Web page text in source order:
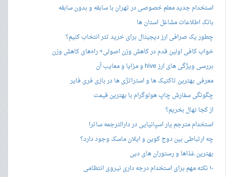
استخدام جدید معلم خصوصی در تهران با سابقه و بدون سابقه
بانک اطلاعات مشاغل استان ها
چطور یک صرافی ارز دیجیتال برای خرید تتر انتخاب کنیم؟
خواب کافی اولین قدم در کاهش وزن اصولی+ راه‌های کاهش وزن
بررسی ویژگی های ارز hive و مزایا و معایب آن
معرفی بهترین تاکتیک ها و استراتژی ها در بازی فری فایر
چگونگی سفارش چاپ هولوگرام با بهترین قیمت
از کجا نهال بخریم؟
استخدام مترجم یار اسپانیایی در دارالترجمه ساترا
چه ارتباطی بین دوج کوین و ایلان ماسک وجود دارد؟
بهترین غذاها و رستوران های دبی
۱۰ نکته مهم برای استخدام درجه داری نیروی انتظامی